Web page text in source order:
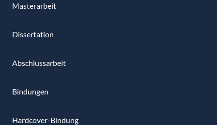
Masterarbeit
Dissertation
Abschlussarbeit
Bindungen
Hardcover-Bindung